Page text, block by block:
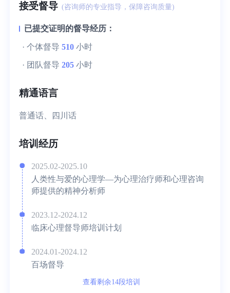
接受督导 (咨询师的专业指导，保障咨询质量)
已提交证明的督导经历：
· 个体督导 510小时
· 团队督导 205小时
精通语言
普通话、四川话
培训经历
2025.02-2025.10
人类性与爱的心理学—为心理治疗师和心理咨询
师提供的精神分析师
2023.12-2024.12
临床心理督导师培训计划
2024.01-2024.12
百场督导
查看剩余14段培训